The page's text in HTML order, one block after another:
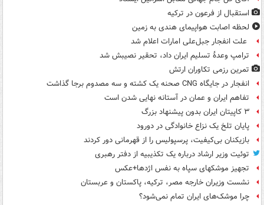
استقبال از فرعون در ترکیه
لحظه اصابت هواپیمای هندی به زمین
علت انفجار جبل‌علی امارات اعلام شد
ترامپ وعدۀ تسلیم ایران داد، تحقیر نصیبش شد
تمرین رزمی تکاوران ارتش
انفجار در جایگاه CNG صحنه یک کشته و سه مصدوم برجا گذاشت
تفاهم ایران و عمان در آستانه نهایی شدن است
۳ کاپیتان ایران بدون پیشنهاد بزرگ
پایان تلخ یک نزاع خانوادگی در دورود
بازیکنان بی‌کیفیت، پرسپولیس را از قهرمانی دور کردند
توئیت وزیر ارشاد درباره یک تکذیبیه از دفتر رهبری
تجهیز موشکهای سپاه به نفس اژدها+عکس
نشست وزیران خارجه مصر، ترکیه، پاکستان و عربستان
چرا موشک‌های ایران تمام نمی‌شود؟